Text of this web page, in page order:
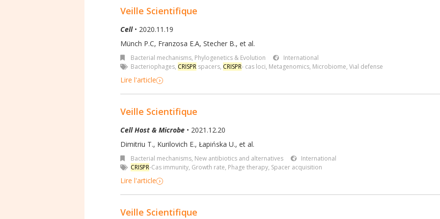
Veille Scientifique
Cell• 2020.11.19
Münch P.C, Franzosa E.A, Stecher B., et al.
Bacterial mechanisms, Phylogenetics & Evolution
International
Bacteriophages, CRISPR spacers, CRISPR- cas loci, Metagenomics, Microbiome, Vial defense
Lire l'article
Veille Scientifique
Cell Host & Microbe • 2021.12.20
Dimitriu T., Kurilovich E., Łapińska U., et al.
Bacterial mechanisms, New antibiotics and alternatives
International
CRISPR-Cas immunity, Growth rate, Phage therapy, Spacer acquisition
Lire l'article
Veille Scientifique